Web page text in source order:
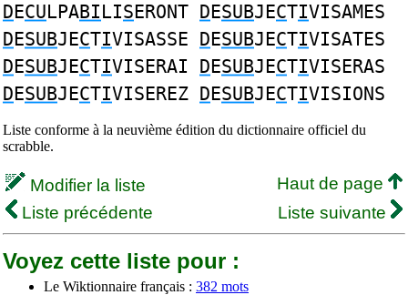
DECULPABILISERONT DESUBJECTIVISAMES
DESUBJECTIVISASSE DESUBJECTIVISATES
DESUBJECTIVISERAI DESUBJECTIVISERAS
DESUBJECTIVISEREZ DESUBJECTIVISIONS
Liste conforme à la neuvième édition du dictionnaire officiel du
scrabble.
Modifier la liste
Haut de page
Liste précédente
Liste suivante
Voyez cette liste pour :
Le Wiktionnaire français : 382 mots